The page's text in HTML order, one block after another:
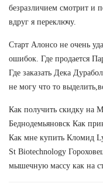
безразличием смотрит и
вдруг я переключу.
Старт Алонсо не очень
ошибок. Где продается
Где заказать Дека
не могу что то
Как получить скидку на
Беднодемьяновск Как
Как мне купить Кломид
St Biotechnology
мышечную массу как на